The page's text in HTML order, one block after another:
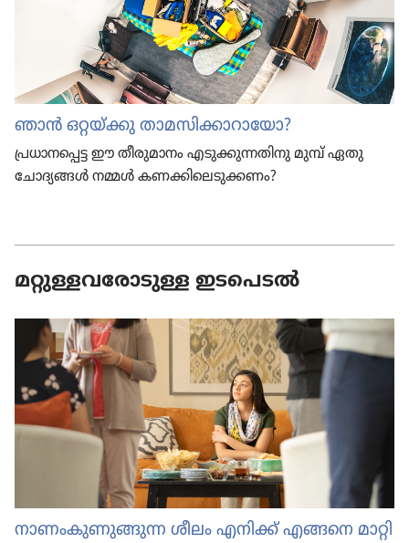
ഞാൻ ഒറ്റയ്‌ക്കു താമസിക്കാറായോ?
പ്രധാ​ന​പ്പെട്ട ഈ തീരു​മാ​നം എടുക്കു​ന്ന​തി​നു മുമ്പ്‌ ഏതു
ചോദ്യ​ങ്ങൾ നമ്മൾ കണക്കി​ലെ​ടു​ക്കണം?
മറ്റുള്ളവരോടുള്ള ഇടപെടൽ
നാണം​കു​ണു​ങ്ങുന്ന ശീലം എനിക്ക്‌ എങ്ങനെ മാറ്റി​